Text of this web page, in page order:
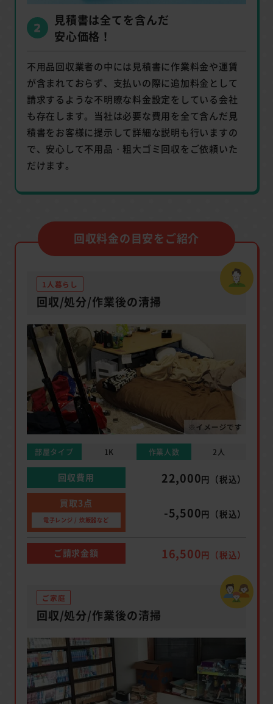
見積書は全てを含んだ
安心価格！
不用品回収業者の中には見積書に作業料金や運賃
が含まれておらず、支払いの際に追加料金として
請求するような不明瞭な料金設定をしている会社
も存在します。当社は必要な費用を全て含んだ見
積書をお客様に提示して詳細な説明も行いますの
で、安心して不用品・粗大ゴミ回収をご依頼いた
だけます。
回収料金の目安をご紹介
1人暮らし
回収/処分/作業後の清掃
部屋タイプ 1K 作業人数 2人
回収費用 22,000円（税込）
買取3点
電子レンジ / 炊飯器など -5,500円（税込）
ご請求金額 16,500円（税込）
ご家庭
回収/処分/作業後の清掃